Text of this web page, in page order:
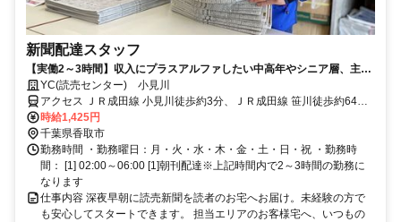
新聞配達スタッフ
【実働2～3時間】収入にプラスアルファしたい中高年やシニア層、主婦
パートさんも活躍中！配達未経験でも大歓迎♪
YC(読売センター) 小見川
アクセス ＪＲ成田線 小見川徒歩約3分、ＪＲ成田線 笹川徒歩約64
分、ＪＲ成田線 水郷徒歩約66分
時給1,425円
千葉県香取市
勤務時間 ・勤務曜日：月・火・水・木・金・土・日・祝 ・勤務時
間： [1] 02:00～06:00 [1]朝刊配達※上記時間内で2～3時間の勤務に
なります
仕事内容 深夜早朝に読売新聞を読者のお宅へお届け。未経験の方で
も安心してスタートできます。 担当エリアのお客様宅へ、いつもの